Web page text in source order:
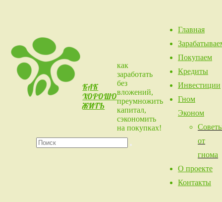
КАК
ХОРОШО
ЖИТЬ
как
заработать
без
вложений,
преумножить
капитал,
сэкономить
на покупках!
Искать
Найти
Главная
Покупаем
Кредиты
Инвестиции
Гном
Эконом
от
гнома
О проекте
Контакты